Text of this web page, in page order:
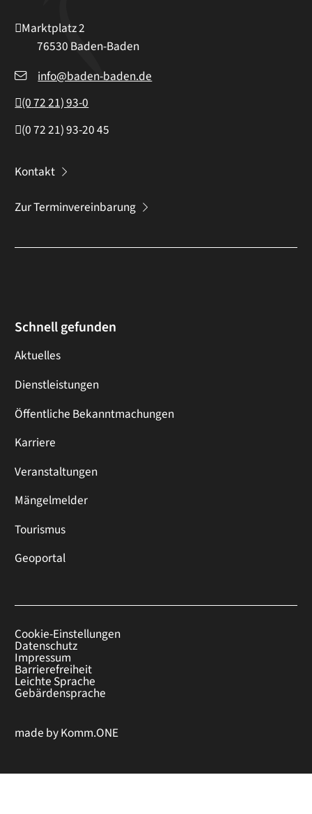
Marktplatz 2
76530 Baden-Baden
info@baden-baden.de
(07221) 93-0
(07221) 93-2045
Kontakt
Zur Terminvereinbarung
Schnell gefunden
Aktuelles
Dienstleistungen
Öffentliche Bekanntmachungen
Karriere
Veranstaltungen
Mängelmelder
Tourismus
Geoportal
Cookie-Einstellungen
Datenschutz
Impressum
Barrierefreiheit
Leichte Sprache
Gebärdensprache
made byKomm.ONE